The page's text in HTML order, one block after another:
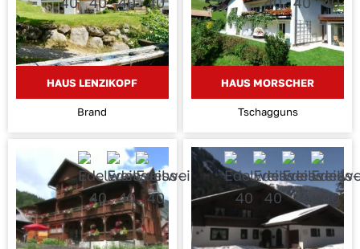
HAUS LENZIKOPF
Brand
HAUS MORSCHER
Tschagguns